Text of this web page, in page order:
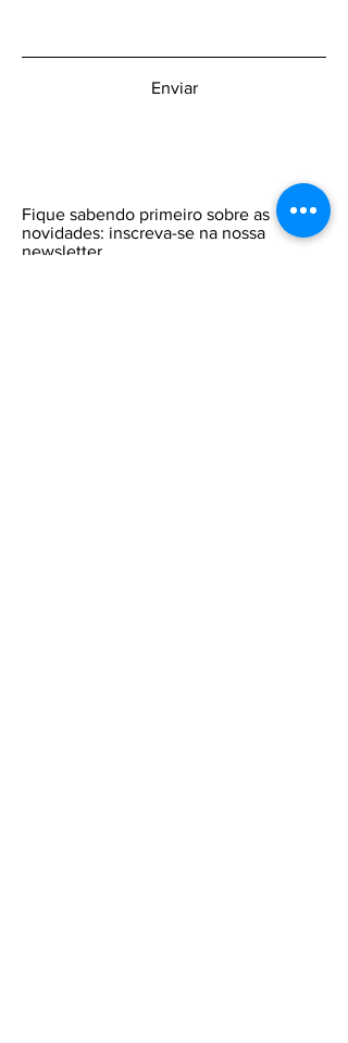
Enviar
Fique sabendo primeiro sobre as
novidades: inscreva-se na nossa
newsletter.